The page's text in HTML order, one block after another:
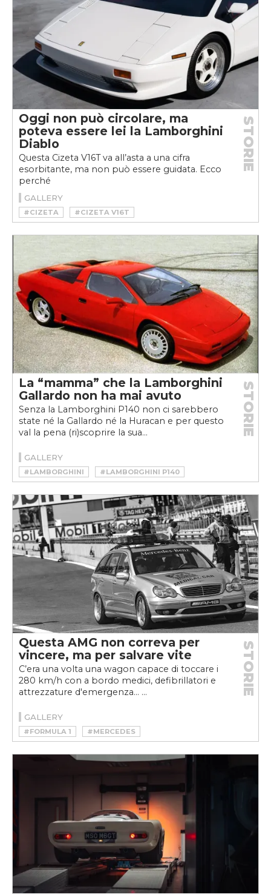
Oggi non può circolare, ma
poteva essere lei la Lamborghini
Diablo
Questa Cizeta V16T va all’asta a una cifra
esorbitante, ma non può essere guidata. Ecco
perché
STORIE
GALLERY
#CIZETA
#CIZETA V16T
#CIZETA-MORODER V16T
La “mamma” che la Lamborghini
Gallardo non ha mai avuto
Senza la Lamborghini P140 non ci sarebbero
state né la Gallardo né la Huracan e per questo
val la pena (ri)scoprire la sua...
STORIE
GALLERY
#LAMBORGHINI #LAMBORGHINI P140
Questa AMG non correva per
vincere, ma per salvare vite
C’era una volta una wagon capace di toccare i
280 km/h con a bordo medici, defibrillatori e
attrezzature d'emergenza... ...
STORIE
GALLERY
#FORMULA 1
#MERCEDES
#MOTORSPORT